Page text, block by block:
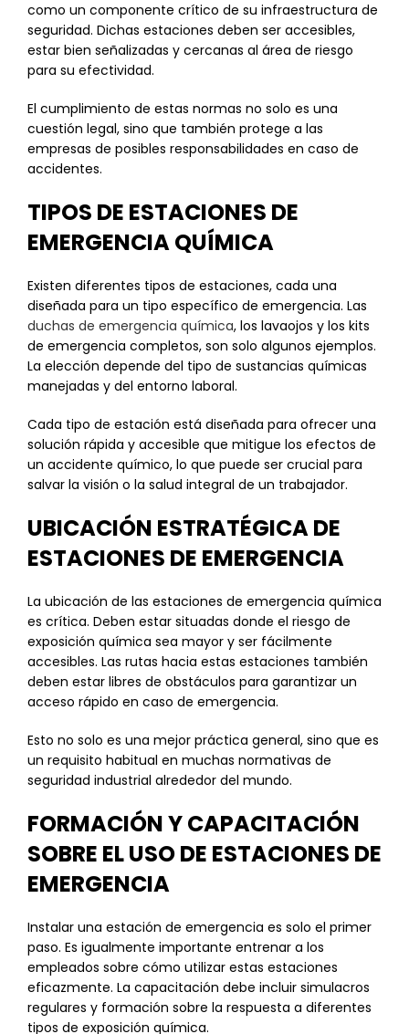
como un componente crítico de su infraestructura de
seguridad. Dichas estaciones deben ser accesibles,
estar bien señalizadas y cercanas al área de riesgo
para su efectividad.
El cumplimiento de estas normas no solo es una
cuestión legal, sino que también protege a las
empresas de posibles responsabilidades en caso de
accidentes.
TIPOS DE ESTACIONES DE
EMERGENCIA QUÍMICA
Existen diferentes tipos de estaciones, cada una
diseñada para un tipo específico de emergencia. Las
duchas de emergencia química, los lavaojos y los kits
de emergencia completos, son solo algunos ejemplos.
La elección depende del tipo de sustancias químicas
manejadas y del entorno laboral.
Cada tipo de estación está diseñada para ofrecer una
solución rápida y accesible que mitigue los efectos de
un accidente químico, lo que puede ser crucial para
salvar la visión o la salud integral de un trabajador.
UBICACIÓN ESTRATÉGICA DE
ESTACIONES DE EMERGENCIA
La ubicación de las estaciones de emergencia química
es crítica. Deben estar situadas donde el riesgo de
exposición química sea mayor y ser fácilmente
accesibles. Las rutas hacia estas estaciones también
deben estar libres de obstáculos para garantizar un
acceso rápido en caso de emergencia.
Esto no solo es una mejor práctica general, sino que es
un requisito habitual en muchas normativas de
seguridad industrial alrededor del mundo.
FORMACIÓN Y CAPACITACIÓN
SOBRE EL USO DE ESTACIONES DE
EMERGENCIA
Instalar una estación de emergencia es solo el primer
paso. Es igualmente importante entrenar a los
empleados sobre cómo utilizar estas estaciones
eficazmente. La capacitación debe incluir simulacros
regulares y formación sobre la respuesta a diferentes
tipos de exposición química.